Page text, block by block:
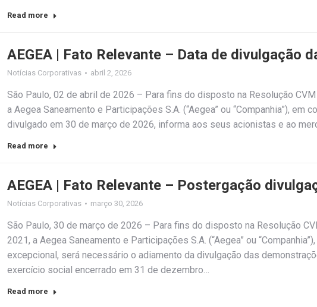
Read more
AEGEA | Fato Relevante – Data de divulgação
Notícias Corporativas abril 2, 2026
São Paulo, 02 de abril de 2026 – Para fins do disposto na Resolução
a Aegea Saneamento e Participações S.A. (“Aegea” ou “Companhia”), em
divulgado em 30 de março de 2026, informa aos seus acionistas e ao
Read more
AEGEA | Fato Relevante – Postergação
Notícias Corporativas março 30, 2026
São Paulo, 30 de março de 2026 – Para fins do disposto na Resolução
2021, a Aegea Saneamento e Participações S.A. (“Aegea” ou
excepcional, será necessário o adiamento da divulgação das
exercício social encerrado em 31 de dezembro…
Read more